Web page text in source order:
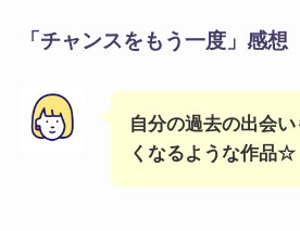
「チャンスをもう一度」感想
自分の過去の出会
くなるような作品☆